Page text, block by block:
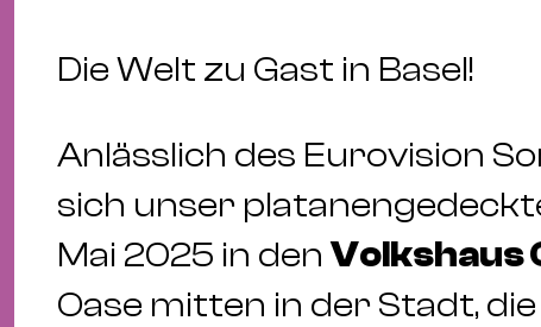
Die Welt zu Gast in Basel!
Anlässlich des Eurovision
sich unser
Mai 2025 in denVolkshaus
Oase mitten in der Stadt,